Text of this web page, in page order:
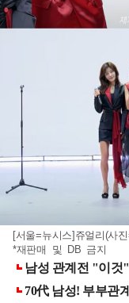
[서울=뉴시스]쥬얼리(사
*재판매 및 DB 금지